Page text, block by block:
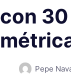
con
Pepe